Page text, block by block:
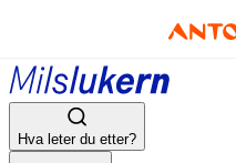
Hva leter du etter?